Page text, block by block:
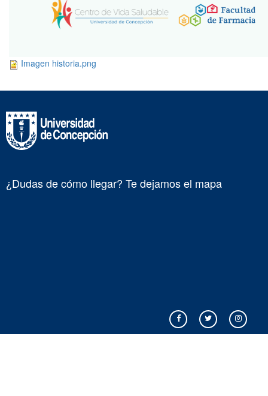
Imagen historia.png
¿Dudas de cómo llegar? Te dejamos el mapa